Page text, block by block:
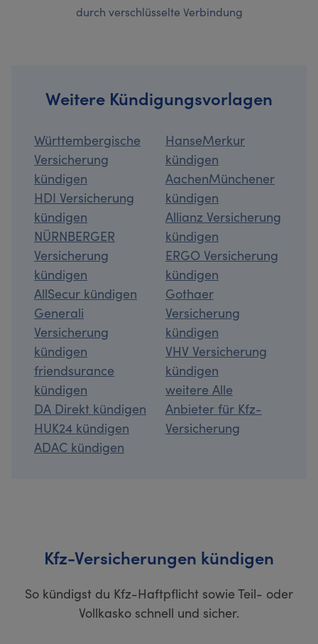
durch verschlüsselte Verbindung
Weitere Kündigungsvorlagen
Württembergische
Versicherung
kündigen
HDI Versicherung
kündigen
NÜRNBERGER
Versicherung
kündigen
AllSecur kündigen
Generali
Versicherung
kündigen
friendsurance
kündigen
DA Direkt kündigen
HUK24 kündigen
ADAC kündigen
HanseMerkur
kündigen
AachenMünchener
kündigen
Allianz Versicherung
kündigen
ERGO Versicherung
kündigen
Gothaer
Versicherung
kündigen
VHV Versicherung
kündigen
weitere Alle
Anbieter für Kfz-
Versicherung
Kfz-Versicherungen kündigen
So kündigst du Kfz-Haftpflicht sowie Teil- oder
Vollkasko schnell und sicher.